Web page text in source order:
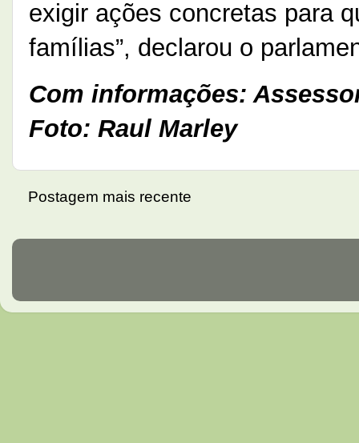
exigir ações concretas para
famílias”, declarou o
Com informações:
Foto: Raul Marley
Postagem mais recente